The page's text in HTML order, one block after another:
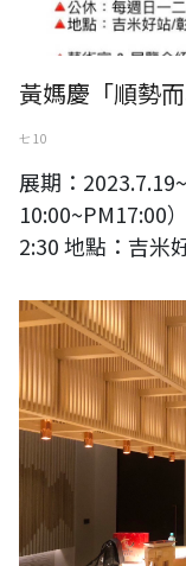
黃媽慶「順勢
七 10
展期：
10:00~PM17:00
2:30 地點：吉米